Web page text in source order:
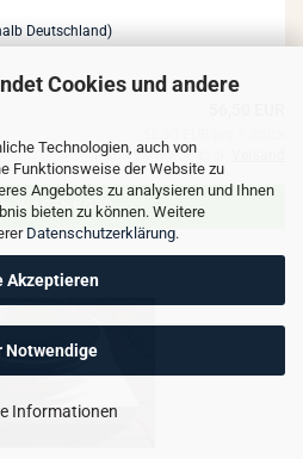
Cookies und andere
Technologien, auch von
Funktionsweise der Website zu
Angebotes zu analysieren und Ihnen
bieten zu können. Weitere
Datenschutzerklärung.
Akzeptieren
Notwendige
Informationen
Deutschland)
inkl. 19% MwSt. zzgl.
WARENKORB